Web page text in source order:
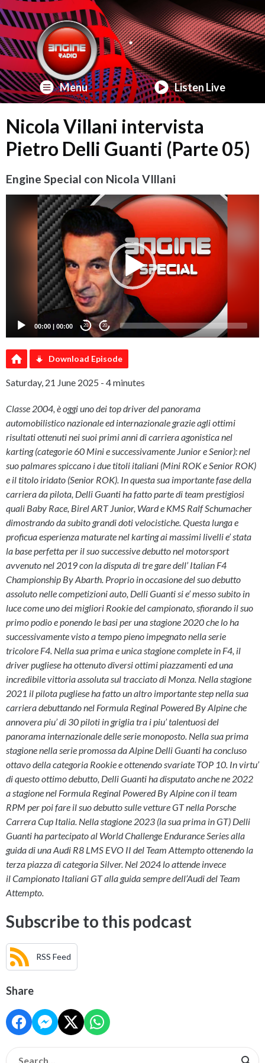
Menu Listen Live
Nicola Villani intervista
Pietro Delli Guanti (Parte 05)
Engine Special con Nicola VIllani
Player
00:00 | 00:00 20 20
Download Episode
Saturday, 21 June 2025 - 4 minutes
Classe 2004, è oggi uno dei top driver del panorama
automobilistico nazionale ed internazionale grazie agli ottimi
risultati ottenuti nei suoi primi anni di carriera agonistica nel
karting (categorie 60 Mini e successivamente Junior e Senior): nel
suo palmares spiccano i due titoli italiani (Mini ROK e Senior ROK)
e il titolo iridato (Senior ROK). In questa sua importante fase della
carriera da pilota, Delli Guanti ha fatto parte di team prestigiosi
quali Baby Race, Birel ART Junior, Ward e KMS Ralf Schumacher
dimostrando da subito grandi doti velocistiche. Questa lunga e
proficua esperienza maturate nel karting ai massimi livelli e’ stata
la base perfetta per il suo successive debutto nel motorsport
avvenuto nel 2019 con la disputa di tre gare dell’ Italian F4
Championship By Abarth. Proprio in occasione del suo debutto
assoluto nelle competizioni auto, Delli Guanti si e’ messo subito in
luce come uno dei migliori Rookie del campionato, sfiorando il suo
primo podio e ponendo le basi per una stagione 2020 che lo ha
successivamente visto a tempo pieno impegnato nella serie
tricolore F4. Nella sua prima e unica stagione complete in F4, il
driver pugliese ha ottenuto diversi ottimi piazzamenti ed una
incredibile vittoria assoluta sul tracciato di Monza. Nella stagione
2021 il pilota pugliese ha fatto un altro importante step nella sua
carriera debuttando nel Formula Reginal Powered By Alpine che
annovera piu’ di 30 piloti in griglia tra i piu’ talentuosi del
panorama internazionale delle serie monoposto. Nella sua prima
stagione nella serie promossa da Alpine Delli Guanti ha concluso
ottavo della categoria Rookie e ottenendo svariate TOP 10. In virtu’
di questo ottimo debutto, Delli Guanti ha disputato anche ne 2022
a stagione nel Formula Reginal Powered By Alpine con il team
RPM per poi fare il suo debutto sulle vetture GT nella Porsche
Carrera Cup Italia. Nella stagione 2023 (la sua prima in GT) Delli
Guanti ha partecipato al World Challenge Endurance Series alla
guida di una Audi R8 LMS EVO II del Team Attempto ottenendo la
terza piazza di categoria Silver. Nel 2024 lo attende invece
il Campionato Italiani GT alla guida sempre dell’Audi del Team
Attempto.
Subscribe to this podcast
RSS Feed
Share